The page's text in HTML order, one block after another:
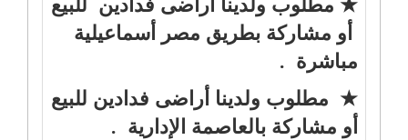
أو مشاركة بطريق مصر أسماعيلية
مباشرة .
★ مطلوب ولدينا أراضى فدادين للبيع
أو مشاركة بالعاصمة الإدارية .